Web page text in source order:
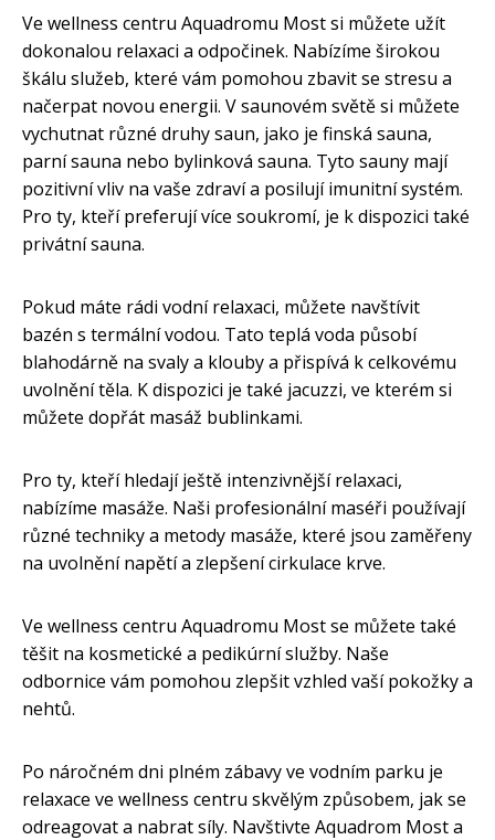
Ve wellness centru Aquadromu Most si můžete užít
dokonalou relaxaci a odpočinek. Nabízíme širokou
škálu služeb, které vám pomohou zbavit se stresu a
načerpat novou energii. V saunovém světě si můžete
vychutnat různé druhy saun, jako je finská sauna,
parní sauna nebo bylinková sauna. Tyto sauny mají
pozitivní vliv na vaše zdraví a posilují imunitní systém.
Pro ty, kteří preferují více soukromí, je k dispozici také
privátní sauna.
Pokud máte rádi vodní relaxaci, můžete navštívit
bazén s termální vodou. Tato teplá voda působí
blahodárně na svaly a klouby a přispívá k celkovému
uvolnění těla. K dispozici je také jacuzzi, ve kterém si
můžete dopřát masáž bublinkami.
Pro ty, kteří hledají ještě intenzivnější relaxaci,
nabízíme masáže. Naši profesionální maséři používají
různé techniky a metody masáže, které jsou zaměřeny
na uvolnění napětí a zlepšení cirkulace krve.
Ve wellness centru Aquadromu Most se můžete také
těšit na kosmetické a pedikúrní služby. Naše
odbornice vám pomohou zlepšit vzhled vaší pokožky a
nehtů.
Po náročném dni plném zábavy ve vodním parku je
relaxace ve wellness centru skvělým způsobem, jak se
odreagovat a nabrat síly. Navštivte Aquadrom Most a